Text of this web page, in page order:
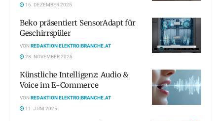
16. DEZEMBER 2025
Beko präsentiert SensorAdapt für
Geschirrspüler
VONREDAKTION ELEKTRO|BRANCHE.AT
28. NOVEMBER 2025
Künstliche Intelligenz: Audio &
Voice im E-Commerce
VONREDAKTION ELEKTRO|BRANCHE.AT
11. JUNI 2025